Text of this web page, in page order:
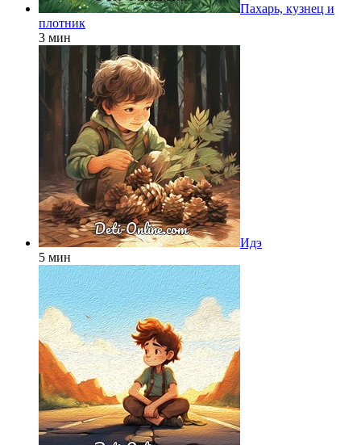
Пахарь, кузнец и
плотник
3 мин
Идэ
5 мин